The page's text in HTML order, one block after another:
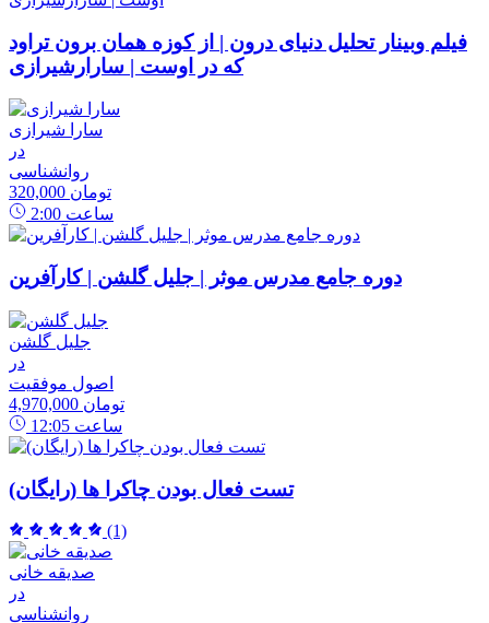
فیلم وبینار تحلیل دنیای درون | از کوزه همان برون تراود
که در اوست | سارارشیرازی
سارا شیرازی
در
روانشناسی
320,000 تومان
2:00 ساعت
دوره جامع مدرس موثر | جلیل گلشن | کارآفرین
جلیل گلشن
در
اصول موفقیت
4,970,000 تومان
12:05 ساعت
تست فعال بودن چاکرا ها (رایگان)
(1)
صدیقه خانی
در
روانشناسی